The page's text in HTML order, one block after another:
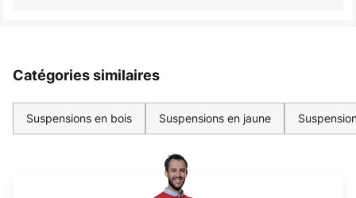
Catégories similaires
Suspensions en bois Suspensions en jaune